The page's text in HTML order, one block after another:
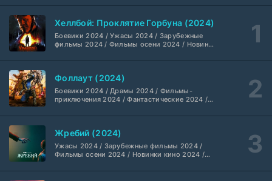
Шугар (2026)
Укрытие (2026)
1-3 сезон
5 серия
HDrezka Studio
Мыс страха (2026)
1 сезон
Dragon Money Studio
Библиотекари: Следующая глава (2026)
2 серия
Хеллбой: Проклятие Горбуна (2024)
Боевики 2024 / Ужасы 2024 / Зарубежные
фильмы 2024 / Фильмы осени 2024 / Новинки
2024 / Американские фильмы / Фильмы
высоким рейтингом / Интересные фильмы /
Крутые фильмы / Популярные фильмы
Фоллаут (2024)
Боевики 2024 / Драмы 2024 / Фильмы-
приключения 2024 / Фантастические 2024 /
смотреть / Сериалы в 4K UHD / Американские
Жребий (2024)
Ужасы 2024 / Зарубежные фильмы 2024 /
Фильмы осени 2024 / Новинки кино 2024 /
Американские фильмы / Фильмы смотреть /